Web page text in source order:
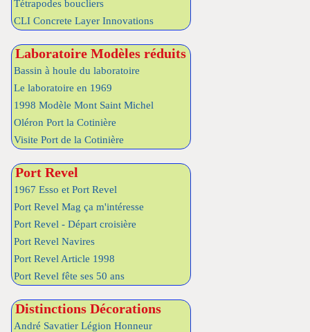
Tétrapodes boucliers
CLI Concrete Layer Innovations
Laboratoire Modèles réduits
Bassin à houle du laboratoire
Le laboratoire en 1969
1998 Modèle Mont Saint Michel
Oléron Port la Cotinière
Visite Port de la Cotinière
Port Revel
1967 Esso et Port Revel
Port Revel Mag ça m'intéresse
Port Revel - Départ croisière
Port Revel Navires
Port Revel Article 1998
Port Revel fête ses 50 ans
Distinctions Décorations
André Savatier Légion Honneur